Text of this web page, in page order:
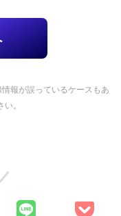
報が誤っているケースもあ
。